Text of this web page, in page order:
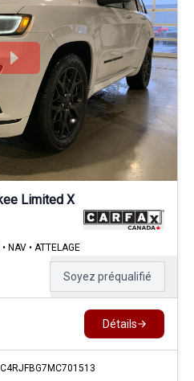
Limited X
NAV • ATTELAGE
Soyez préqualifié
Détails